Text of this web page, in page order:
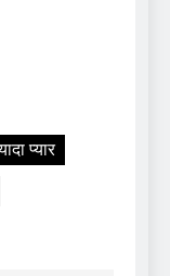
प्यार